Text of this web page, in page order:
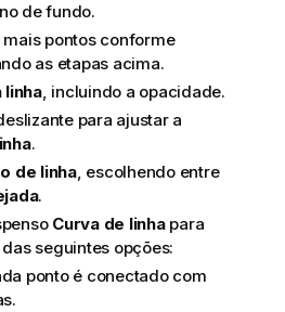
de fundo.
pontos conforme
as etapas acima.
linha, incluindo a opacidade.
para ajustar a
.
de linha, escolhendo entre
.
Curva de linhapara
seguintes opções:
ponto é conectado com